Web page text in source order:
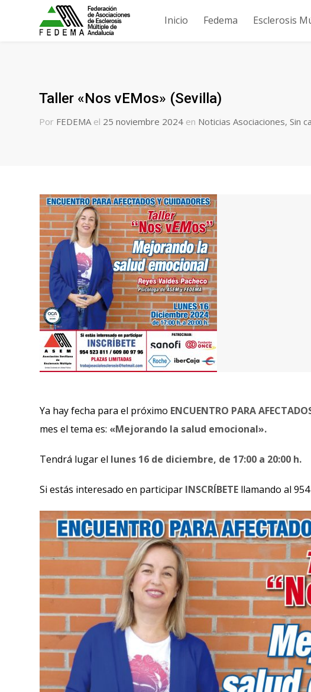
Inicio Fedema Esclerosis
Taller «Nos vEMos» (Sevilla)
Por FEDEMA el 25 noviembre 2024 en Noticias Asociaciones,Sin
Ya hay fecha para el próximo ENCUENTRO PARA
mes el tema es: «Mejorando la salud emocional».
Tendrá lugar el lunes 16 de diciembre, de 17:00 a 20:00 h.
Si estás interesado en participar INSCRÍBETE llamando al